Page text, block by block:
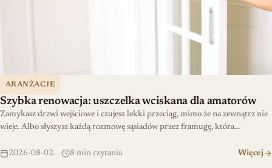
ARANŻACJE
Szybka renowacja: uszczelka wciskana dla amatorów
Zamykasz drzwi wejściowe i czujesz lekki przeciąg, mimo że na zewnątrz nie
wieje. Albo słyszysz każdą rozmowę sąsiadów przez framugę, która…
2026-08-02 8 min czytania Więcej